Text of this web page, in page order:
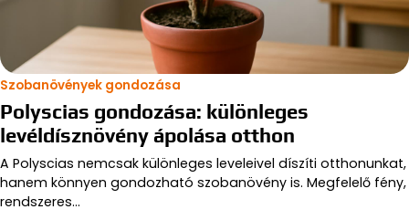
Szobanövények gondozása
Polyscias gondozása: különleges
levéldísznövény ápolása otthon
A Polyscias nemcsak különleges leveleivel díszíti otthonunkat,
hanem könnyen gondozható szobanövény is. Megfelelő fény,
rendszeres…